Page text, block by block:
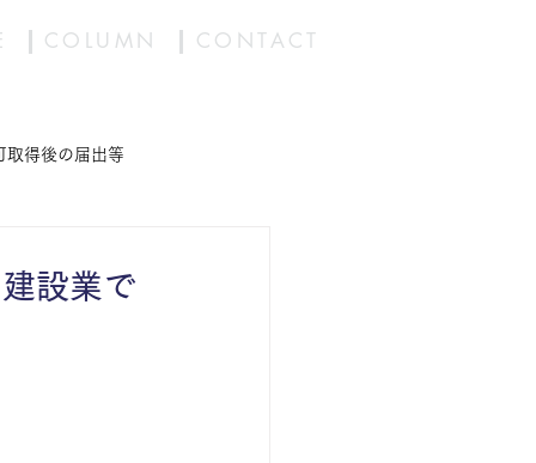
COLUMN CONTACT
取得後の届出等
設業で